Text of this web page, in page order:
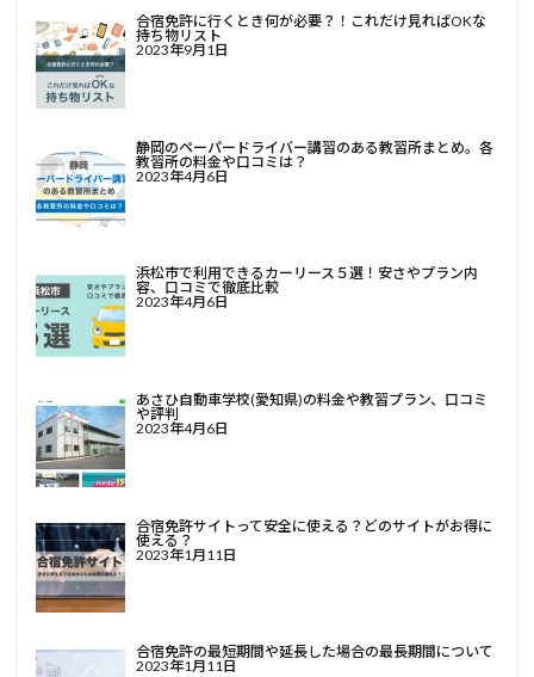
合宿免許に行くとき何が必要？！これだけ見ればOKな
持ち物リスト
2023年9月1日
静岡のペーパードライバー講習のある教習所まとめ。各
教習所の料金や口コミは？
2023年4月6日
浜松市で利用できるカーリース５選！安さやプラン内
容、口コミで徹底比較
2023年4月6日
あさひ自動車学校(愛知県)の料金や教習プラン、口コミ
や評判
2023年4月6日
合宿免許サイトって安全に使える？どのサイトがお得に
使える？
2023年1月11日
合宿免許の最短期間や延長した場合の最長期間について
2023年1月11日